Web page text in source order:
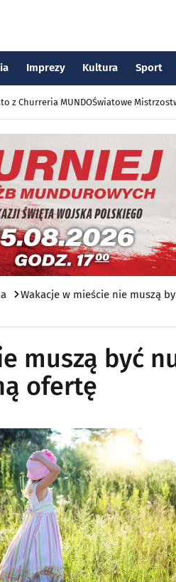
Imprezy Kultura Sport
z Churreria MUNDOŚwiatowe
Wakacje w mieście nie muszą
muszą być
ofertę